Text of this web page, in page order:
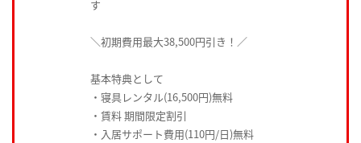
す
＼初期費用最大38,500円引き！／
基本特典として
・寝具レンタル(16,500円)無料
・賃料 期間限定割引
・入居サポート費用(110円/日)無料